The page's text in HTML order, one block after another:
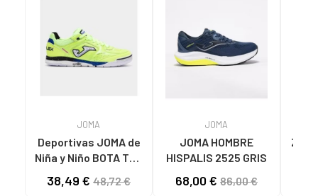
JOMA
Deportivas JOMA de
Niña y Niño BOTA TOP
COLORES
38,49 € 48,72 €
JOMA
JOMA HOMBRE
HISPALIS 2525 GRIS
68,00 € 86,00 €